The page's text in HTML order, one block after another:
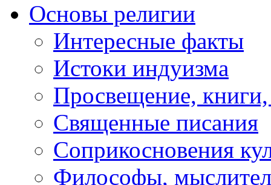
Основы религии
Интересные факты
Истоки индуизма
Просвещение, книги,
Священные писания
Соприкосновения
Философы,